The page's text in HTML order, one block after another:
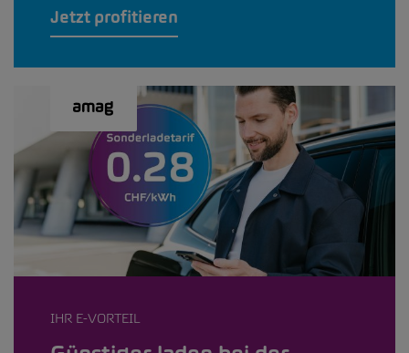
Jetzt profitieren
IHR E-VORTEIL